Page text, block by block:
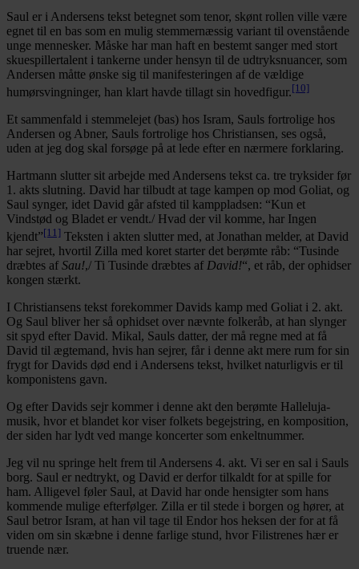
Saul er i Andersens tekst betegnet som tenor, skønt rollen ville være
egnet til en bas som en mulig stemmernæssig variant til ovenstående
unge mennesker. Måske har man haft en bestemt sanger med stort
skuespillertalent i tankerne under hensyn til de udtryksnuancer, som
Andersen måtte ønske sig til manifesteringen af de vældige
humørsvingninger, han klart havde tillagt sin hovedfigur.[10]
Et sammenfald i stemmelejet (bas) hos Isram, Sauls fortrolige hos
Andersen og Abner, Sauls fortrolige hos Christiansen, ses også,
uden at jeg dog skal forsøge på at lede efter en nærmere forklaring.
Hartmann slutter sit arbejde med Andersens tekst ca. tre tryksider før
1. akts slutning. David har tilbudt at tage kampen op mod Goliat, og
Saul synger, idet David går afsted til kamppladsen: “Kun et
Vindstød og Bladet er vendt./ Hvad der vil komme, har Ingen
kjendt”[11] Teksten i akten slutter med, at Jonathan melder, at David
har sejret, hvortil Zilla med koret starter det berømte råb: “Tusinde
dræbtes af Sau!,/ Ti Tusinde dræbtes af David!“, et råb, der ophidser
kongen stærkt.
I Christiansens tekst forekommer Davids kamp med Goliat i 2. akt.
Og Saul bliver her så ophidset over nævnte folkeråb, at han slynger
sit spyd efter David. Mikal, Sauls datter, der må regne med at få
David til ægtemand, hvis han sejrer, får i denne akt mere rum for sin
frygt for Davids død end i Andersens tekst, hvilket naturligvis er til
komponistens gavn.
Og efter Davids sejr kommer i denne akt den berømte Halleluja-
musik, hvor et blandet kor viser folkets begejstring, en komposition,
der siden har lydt ved mange koncerter som enkeltnummer.
Jeg vil nu springe helt frem til Andersens 4. akt. Vi ser en sal i Sauls
borg. Saul er nedtrykt, og David er derfor tilkaldt for at spille for
ham. Alligevel føler Saul, at David har onde hensigter som hans
kommende mulige efterfølger. Zilla er til stede i borgen og hører, at
Saul betror Isram, at han vil tage til Endor hos heksen der for at få
viden om sin skæbne i denne farlige stund, hvor Filistrenes hær er
truende nær.